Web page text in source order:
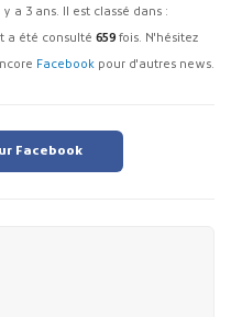
y a 3 ans. Il est classé dans :
a été consulté 659 fois. N'hésitez
Facebook pour d'autres news.
Facebook